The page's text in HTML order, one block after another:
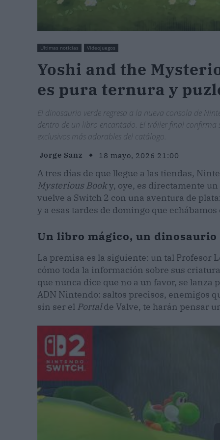
Últimas noticias Videojuegos
Yoshi and the
es pura ternura y
El dinosaurio verde regresa a la nueva consola de
dentro de un libro encantado. El tráiler final
exclusivos más adorables del catálogo.
Jorge Sanz 18 mayo, 2026 21:00
A tres días de que llegue a las tiendas,
Mysterious Booky, oye, es directamente
vuelve a Switch 2 con una aventura de
y a esas tardes de domingo que echábamos
Un libro mágico, un
La premisa es la siguiente: un tal Profesor
cómo toda la información sobre sus
que nunca dice que no a un favor, se lanza
ADN Nintendo: saltos precisos, enemigos
sin ser el Portalde Valve, te harán pensar